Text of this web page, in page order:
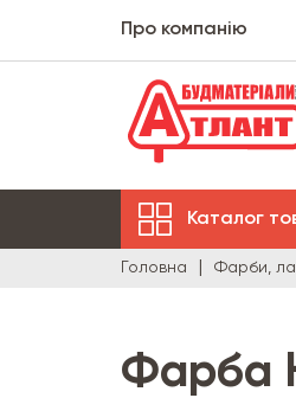
Про компанію
Каталог
Головна Фарби,
Фарба